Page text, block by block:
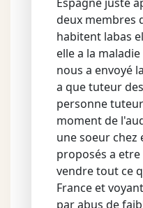
deux membres
habitent labas
elle a la
nous a envoyé
a que tuteur
personne
moment de
une soeur chez
proposés a
vendre tout ce
France et
par abus de